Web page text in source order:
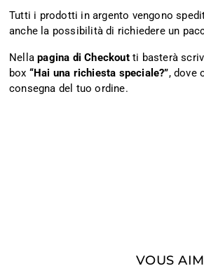
Tutti i prodotti in argento vengono
anche la possibilità di richiedere un
Nellapagina di Checkoutti basterà
box “Hai una richiesta speciale?”, dove
consegna del tuo ordine.
VOUS